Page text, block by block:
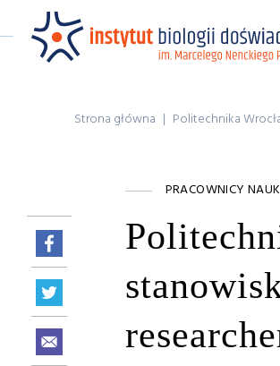
Strona główna | Politechnika
PRACOWNICY